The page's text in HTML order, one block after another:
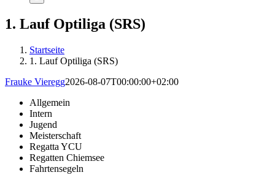
1. Lauf Optiliga (SRS)
Startseite
1. Lauf Optiliga (SRS)
Frauke Vieregg2026-08-07T00:00:00+02:00
Allgemein
Intern
Jugend
Meisterschaft
Regatta YCU
Regatten Chiemsee
Fahrtensegeln